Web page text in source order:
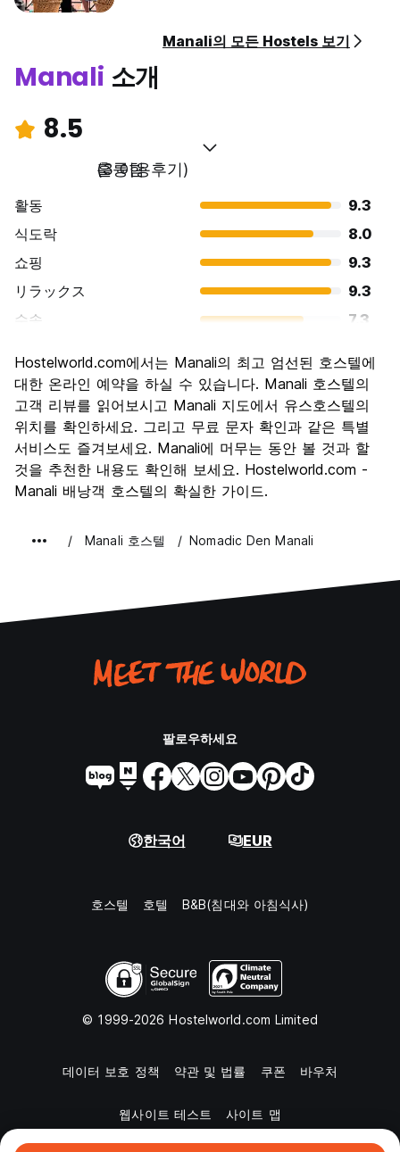
Manali의 모든 Hostels 보기
Manali 소개
8.5
훌륭함
(3 이용후기)
활동
9.3
식도락
8.0
쇼핑
9.3
リラックス
9.3
수송
7.3
문화
8.7
나이트 라이프
6.0
가격 대비 만족도
9.3
Hostelworld.com에서는 Manali의 최고 엄선된 호스텔에
대한 온라인 예약을 하실 수 있습니다. Manali 호스텔의
고객 리뷰를 읽어보시고 Manali 지도에서 유스호스텔의
위치를 확인하세요. 그리고 무료 문자 확인과 같은 특별
서비스도 즐겨보세요. Manali에 머무는 동안 볼 것과 할
것을 추천한 내용도 확인해 보세요. Hostelworld.com -
Manali 배낭객 호스텔의 확실한 가이드.
Manali 호스텔 Nomadic Den Manali
팔로우하세요
한국어 EUR
호스텔 호텔 B&B(침대와 아침식사)
© 1999-2026 Hostelworld.com Limited
데이터 보호 정책 약관 및 법률 쿠폰 바우처
웹사이트 테스트 사이트 맵